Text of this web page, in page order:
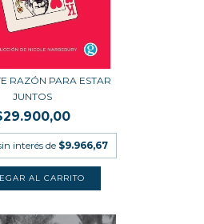
RAZÓN PARA ESTAR
JUNTOS
interés de $9.966,67